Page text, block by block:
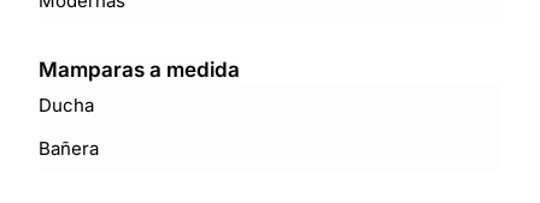
Mamparas a medida
Ducha
Bañera